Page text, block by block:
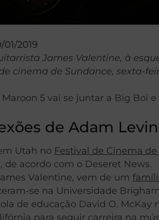
01/2019
James Valentine, à
cinema de Sundance, sexta-
5 vai se juntar a Big Boi
de Adam
Utah no Festival de Cinema
de acordo com o Deseret News.
Valentine, vem de um
se na Universidade
de educação David O. McKay
para seguir carreira na